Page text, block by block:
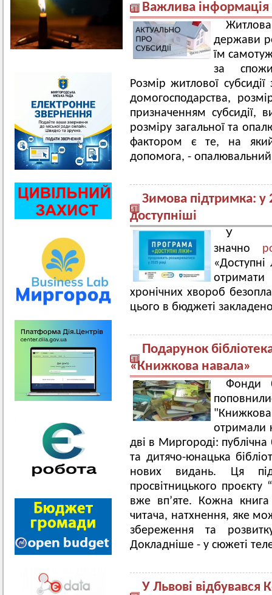
Важлива інформація
держави
їм
за
Розмір житлової субсидії
домогосподарства,
призначенням субсидії,
розміру загальної та
фактором є те, на який
допомога, -
Зимова підтримка: у
доступніші
У
значно
«Доступні
хронічних хвороб
цього в бюджеті
Подарунок
«Книжкова навала»
Фонди
отримали
дві в Миргороді: публічна
та дитячо-юнацька
нових видань. Ця
просвітницького
вже вп’яте. Кожна
читача, натхнення, яке
збереження та
Докладніше - у сюжеті
У Львові відбувався